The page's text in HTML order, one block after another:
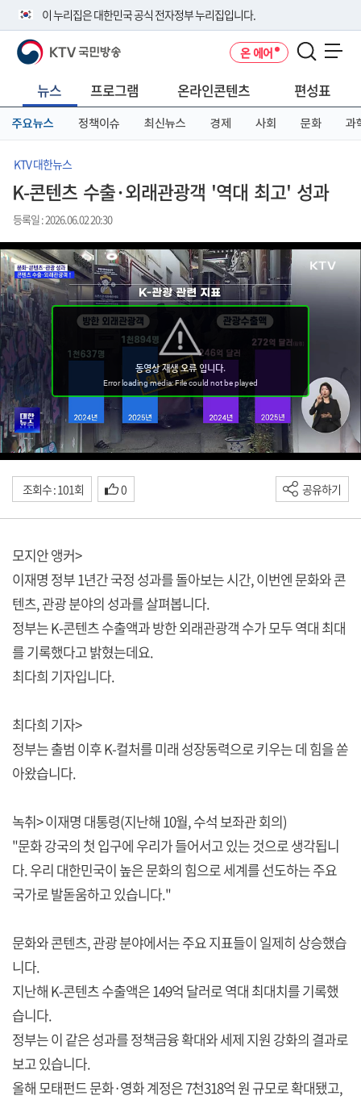
이 누리집은 대한민국 공식 전자정부 누리집입니다.
공식 누리집 주소 확인하기
니다.
이밖에 or.kr 또는 .kr등 다른 도메인 주소를 사용하고 있다면 아래 URL에
서 도메인 주소를 확인해 보세요
KTV 국민방송 온 에어
뉴스 프로그램 온라인콘텐츠 편성표
주요뉴스 정책이슈 최신뉴스 경제 사회 문화 과
KTV 대한뉴스
K-콘텐츠 수출·외래관광객 '역대 최고' 성과
등록일 : 2026.06.02 20:30
조회수 : 101회 0 공유하기
모지안 앵커>
이재명 정부 1년간 국정 성과를 돌아보는 시간, 이번엔 문화와 콘
텐츠, 관광 분야의 성과를 살펴봅니다.
정부는 K-콘텐츠 수출액과 방한 외래관광객 수가 모두 역대 최대
를 기록했다고 밝혔는데요.
최다희 기자입니다.
최다희 기자>
정부는 출범 이후 K-컬처를 미래 성장동력으로 키우는 데 힘을 쏟
아왔습니다.
녹취> 이재명 대통령(지난해 10월, 수석 보좌관 회의)
"문화 강국의 첫 입구에 우리가 들어서고 있는 것으로 생각됩니
다. 우리 대한민국이 높은 문화의 힘으로 세계를 선도하는 주요
국가로 발돋움하고 있습니다."
문화와 콘텐츠, 관광 분야에서는 주요 지표들이 일제히 상승했습
니다.
지난해 K-콘텐츠 수출액은 149억 달러로 역대 최대치를 기록했
습니다.
정부는 이 같은 성과를 정책금융 확대와 세제 지원 강화의 결과로
보고 있습니다.
올해 모태펀드 문화·영화 계정은 7천318억 원 규모로 확대됐고,